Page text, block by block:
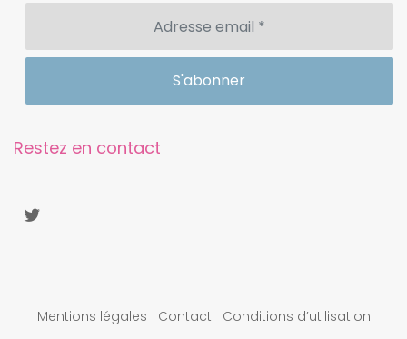
Restez en contact
Mentions légales Contact Conditions d’utilisation